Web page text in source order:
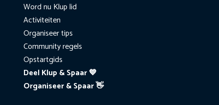
Word nu Klup lid
Activiteiten
Organiseer tips
Community regels
Opstartgids
Deel Klup & Spaar 💙
Organiseer & Spaar 👋